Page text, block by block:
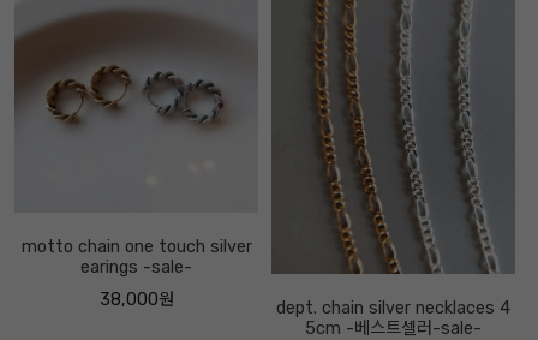
motto chain one touch silver
earings -sale-
38,000원
dept. chain silver necklaces 4
5cm -베스트셀러-sale-